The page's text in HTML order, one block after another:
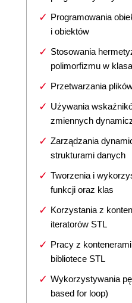
Programowania
i obiektów
Stosowania
polimorfizmu w
Przetwarzania
Używania
zmiennych
Zarządzania
strukturami danych
Tworzenia i
funkcji oraz klas
Korzystania z
iteratorów STL
Pracy z
bibliotece STL
Wykorzystywania
based for loop)